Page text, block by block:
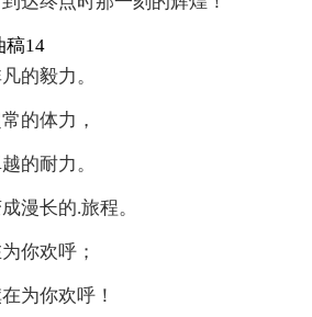
稿14
的毅力。
的体力，
的耐力。
漫长的.旅程。
你欢呼；
为你欢呼！